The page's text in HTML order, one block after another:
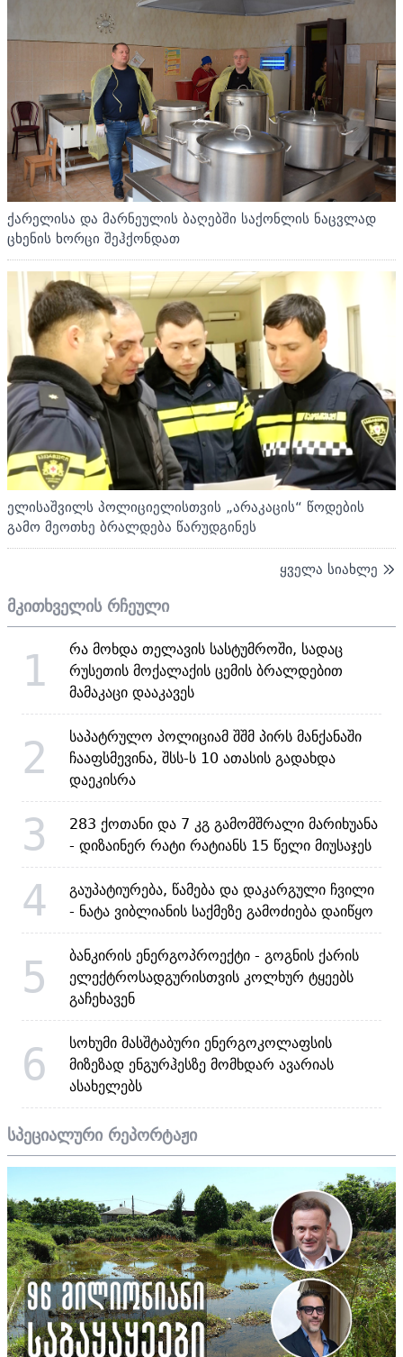
ქარელისა და მარნეულის ბაღებში საქონლის ნაცვლად
ცხენის ხორცი შეჰქონდათ
ელისაშვილს პოლიციელისთვის „არაკაცის“ წოდების
გამო მეოთხე ბრალდება წარუდგინეს
ყველა სიახლე
მკითხველის რჩეული
1
რა მოხდა თელავის სასტუმროში, სადაც
რუსეთის მოქალაქის ცემის ბრალდებით
მამაკაცი დააკავეს
2
საპატრულო პოლიციამ შშმ პირს მანქანაში
ჩააფსმევინა, შსს-ს 10 ათასის გადახდა
დაეკისრა
3
283 ქოთანი და 7 კგ გამომშრალი მარიხუანა
- დიზაინერ რატი რატიანს 15 წელი მიუსაჯეს
4
გაუპატიურება, წამება და დაკარგული ჩვილი
- ნატა ვიბლიანის საქმეზე გამოძიება დაიწყო
5
ბანკირის ენერგოპროექტი - გოგნის ქარის
ელექტროსადგურისთვის კოლხურ ტყეებს
გაჩეხავენ
6
სოხუმი მასშტაბური ენერგოკოლაფსის
მიზეზად ენგურჰესზე მომხდარ ავარიას
ასახელებს
სპეციალური რეპორტაჟი